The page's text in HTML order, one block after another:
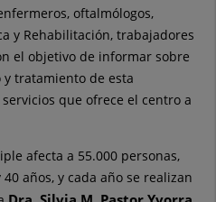
oftalmólogos,
y Rehabilitación, trabajadores
el objetivo de informar sobre
y tratamiento de esta
que ofrece el centro a
afecta a 55.000 personas,
años, y cada año se realizan